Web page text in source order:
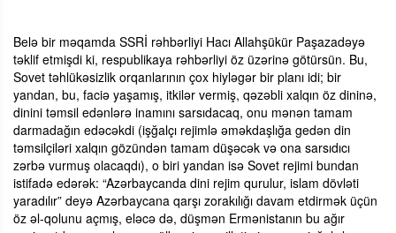
Belə bir məqamda SSRİ rəhbərliyi Hacı Allahşükür Paşazadəyə
təklif etmişdi ki, respublikaya rəhbərliyi öz üzərinə götürsün. Bu,
Sovet təhlükəsizlik orqanlarının çox hiyləgər bir planı idi; bir
yandan, bu, faciə yaşamış, itkilər vermiş, qəzəbli xalqın öz dininə,
dinini təmsil edənlərə inamını sarsıdacaq, onu mənən tamam
darmadağın edəcəkdi (işğalçı rejimlə əməkdaşlığa gedən din
təmsilçiləri xalqın gözündən tamam düşəcək və ona sarsıdıcı
zərbə vurmuş olacaqdı), o biri yandan isə Sovet rejimi bundan
istifadə edərək: “Azərbaycanda dini rejim qurulur, islam dövləti
yaradılır” deyə Azərbaycana qarşı zorakılığı davam etdirmək üçün
öz əl-qolunu açmış, eləcə də, düşmən Ermənistanın bu ağır